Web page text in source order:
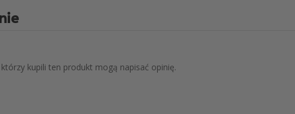
kupili ten produkt mogą napisać opinię.